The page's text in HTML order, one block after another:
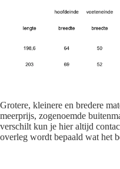
Grotere, kleinere en bredere
meerprijs, zogenoemde
verschilt kun je hier altijd
overleg wordt bepaald wat het